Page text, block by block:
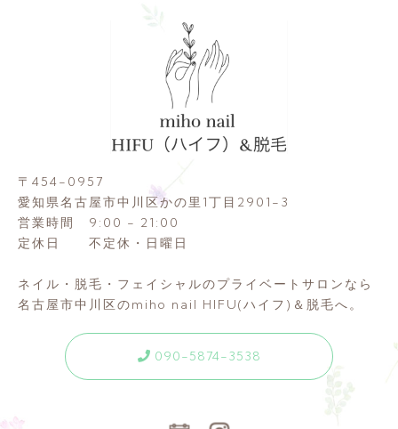
〒454-0957
愛知県名古屋市中川区かの里1丁目2901-3
営業時間 9:00 - 21:00
定休日 不定休・日曜日
ネイル・脱毛・フェイシャルのプライベートサロンなら
名古屋市中川区のmiho nail HIFU(ハイフ)＆脱毛へ。
090-5874-3538